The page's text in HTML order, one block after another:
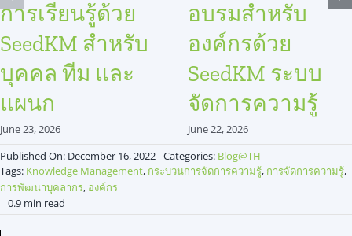
การเรียนรู้ด้วย
SeedKM สำหรับ
บุคคล ทีม และ
แผนก
June 23, 2026
อบรมสำหรับ
องค์กรด้วย
SeedKM ระบบ
จัดการความรู้
June 22, 2026
Published On: December 16, 2022 Categories: Blog@TH
Tags: Knowledge Management, กระบวนการจัดการความรู้, การจัดการความรู้,
การพัฒนาบุคลากร, องค์กร
0.9 min read